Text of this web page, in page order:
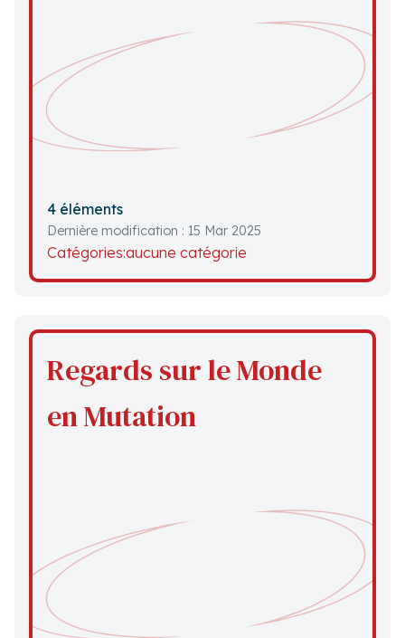
4 éléments
Dernière modification : 15 Mar 2025
Catégories:aucune catégorie
Regards sur le Monde
en Mutation